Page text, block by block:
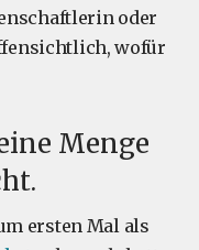
oder
wofür
Menge
ersten Mal als